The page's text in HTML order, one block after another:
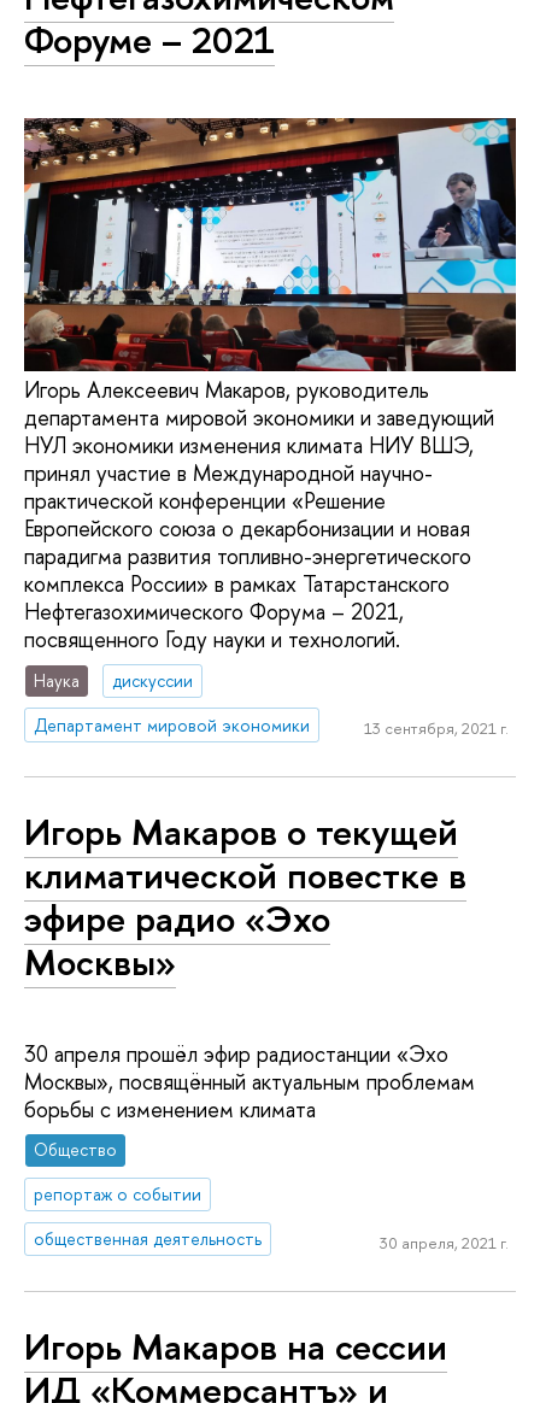
Форуме – 2021
Игорь Алексеевич Макаров, руководитель
департамента мировой экономики и заведующий
НУЛ экономики изменения климата НИУ ВШЭ,
принял участие в Международной научно-
практической конференции «Решение
Европейского союза о декарбонизации и новая
парадигма развития топливно-энергетического
комплекса России» в рамках Татарстанского
Нефтегазохимического Форума – 2021,
посвященного Году науки и технологий.
Наука
дискуссии
Департамент мировой экономики
13 сентября, 2021 г.
Игорь Макаров о текущей
климатической повестке в
эфире радио «Эхо
Москвы»
30 апреля прошёл эфир радиостанции «Эхо
Москвы», посвящённый актуальным проблемам
борьбы с изменением климата
Общество
репортаж о событии
общественная деятельность
30 апреля, 2021 г.
Игорь Макаров на сессии
ИД «Коммерсантъ» и